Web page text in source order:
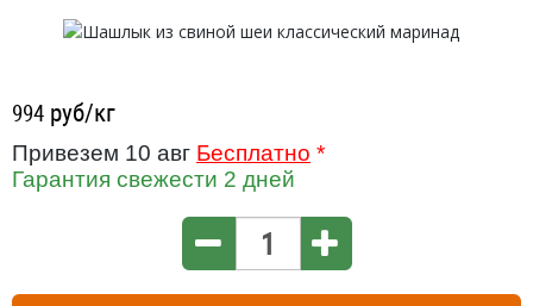
994 руб/кг
Привезем 10 авг Бесплатно *
Гарантия свежести 2 дней